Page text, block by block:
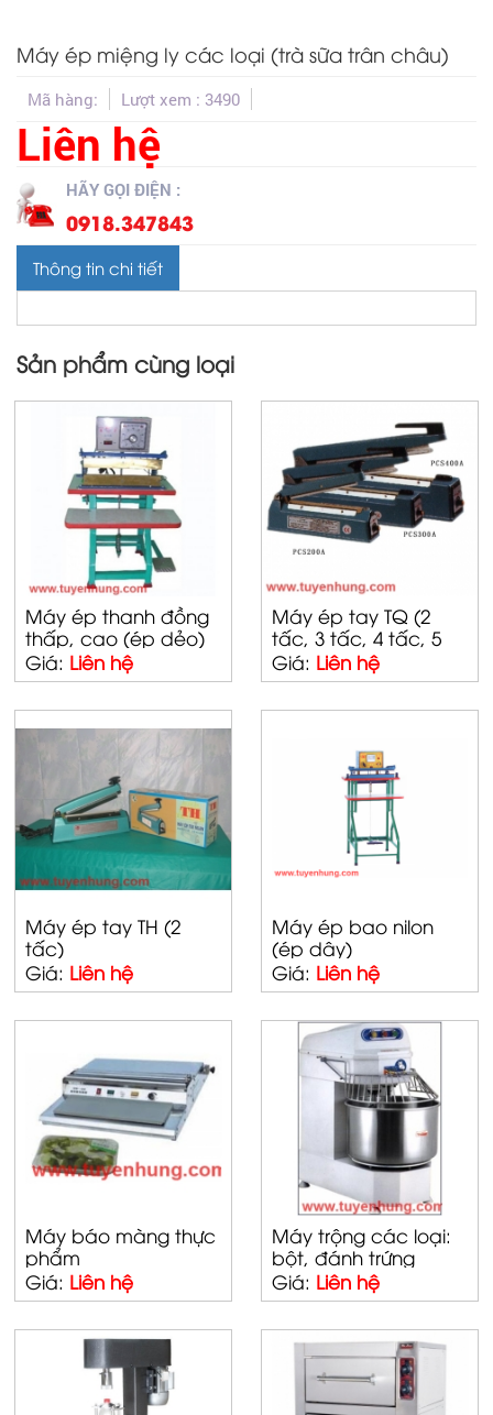
Máy ép miệng ly các loại (trà sữa trân châu)
Mã hàng: Lượt xem : 3490
Liên hệ
HÃY GỌI ĐIỆN :
0918.347843
Thông tin chi tiết
Sản phẩm cùng loại
Máy ép thanh đồng
thấp, cao (ép dẻo)
Giá: Liên hệ
Máy ép tay TQ (2
tấc, 3 tấc, 4 tấc, 5
tấc)
Giá: Liên hệ
Máy ép tay TH (2
tấc)
Giá: Liên hệ
Máy ép bao nilon
(ép dây)
Giá: Liên hệ
Máy báo màng thực
phẩm
Giá: Liên hệ
Máy trộng các loại:
bột, đánh trứng
Giá: Liên hệ